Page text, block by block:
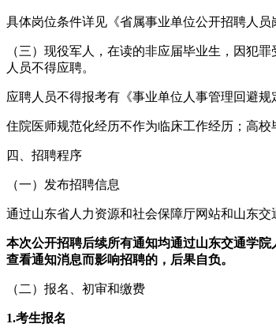
具体岗位条件详见《省属事业单位公开招聘人员
（三） 现役军人，在读的非应届毕业生，因犯罪
人员不得应聘。
应聘人员不得报考有《事业单位人事管理回避
住院医师规范化经历不作为临床工作经历；高
四、 招聘程序
（一）发布招聘信息
通过山东省人力资源和社会保障厅网站和山东交
本次公开招聘后续所有通知均通过山东交通学院
查看通知消息而影响招聘的，后果自负。
（二）报名、初审和缴费
1.考生报名